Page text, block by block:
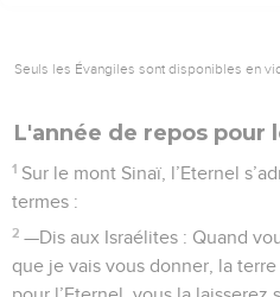
Les champs dépendant de
Les prêts aux pauvres
ou immigré, afin qu’il survive à
36
Parce que tu révères ton